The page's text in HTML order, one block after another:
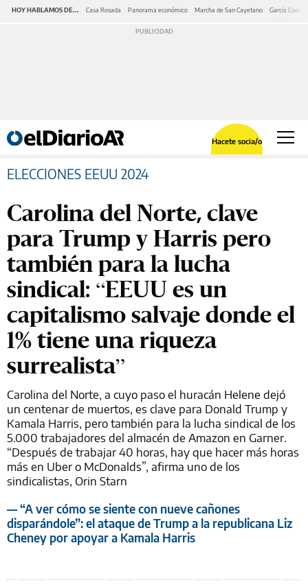
HOY HABLAMOS DE... Casa Rosada Panorama económico Marcha de San Cayetano García Cuerva
Hacete socia/o
ELECCIONES EEUU 2024
Carolina del Norte, clave
para Trump y Harris pero
también para la lucha
sindical: “EEUU es un
capitalismo salvaje donde el
1% tiene una riqueza
surrealista”
Carolina del Norte, a cuyo paso el huracán Helene dejó
un centenar de muertos, es clave para Donald Trump y
Kamala Harris, pero también para la lucha sindical de los
5.000 trabajadores del almacén de Amazon en Garner.
“Después de trabajar 40 horas, hay que hacer más horas
más en Uber o McDonalds”, afirma uno de los
sindicalistas, Orin Starn
— “A ver cómo se siente con nueve cañones
disparándole”: el ataque de Trump a la republicana Liz
Cheney por apoyar a Kamala Harris